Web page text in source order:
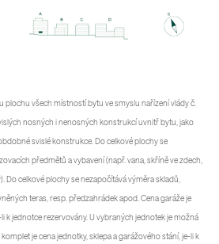
všech místností bytu ve smyslu nařízení vlády č.
nosných i nenosných konstrukcí uvnitř bytu, jako
svislé konstrukce. Do celkové plochy se
předmětů a vybavení (např. vana, skříně ve zdech,
Do celkové plochy se nezapočítává výměra skladů,
teras, resp. předzahrádek apod. Cena garáže je
k jednotce rezervovány. U vybraných jednotek je možná
je cena jednotky, sklepa a garážového stání, je-li k